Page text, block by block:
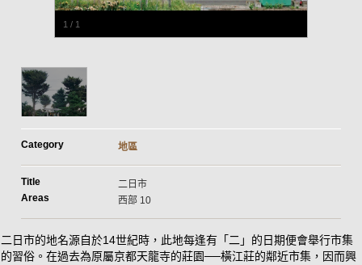
1 / 1
Category 地區
Title
二日市
Areas
西部 10
二日市的地名源自於14世紀時，此地每逢有「二」的日期便會舉行市集
的習俗。在過去為原屬京都天龍寺的莊園──橫江莊的鄰近市集，因而興